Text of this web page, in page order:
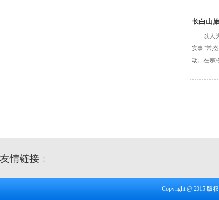
长白山
以人
实事”常
动。在寒
友情链接：
Copyright @ 2015 版